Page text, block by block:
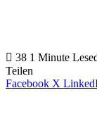
38 1 Minute
Teilen
Facebook X